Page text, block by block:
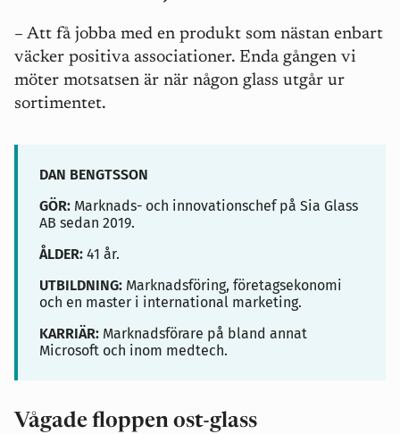
– Att få jobba med en produkt som nästan enbart
väcker positiva associationer. Enda gången vi
möter motsatsen är när någon glass utgår ur
sortimentet.
DAN BENGTSSON
GÖR: Marknads- och innovationschef på Sia Glass
AB sedan 2019.
ÅLDER: 41 år.
UTBILDNING: Marknadsföring, företagsekonomi
och en master i international marketing.
KARRIÄR: Marknadsförare på bland annat
Microsoft och inom medtech.
Vågade floppen ost-glass